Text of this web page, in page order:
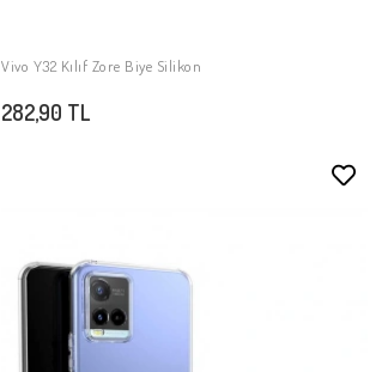
SEPETE EKLE
Vivo Y32 Kılıf Zore Biye Silikon
282,90 TL
Stokta Yok